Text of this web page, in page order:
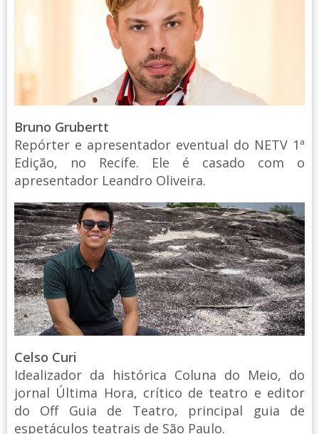
Bruno Grubertt
Repórter e apresentador eventual do NETV 1ª
Edição, no Recife. Ele é casado com o
apresentador Leandro Oliveira.
Celso Curi
Idealizador da histórica Coluna do Meio, do
jornal Última Hora, crítico de teatro e editor
do Off Guia de Teatro, principal guia de
espetáculos teatrais de São Paulo.